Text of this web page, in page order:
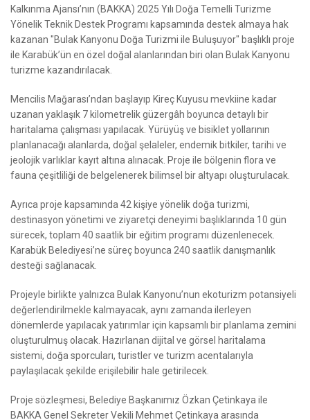
Kalkınma Ajansı’nın (BAKKA) 2025 Yılı Doğa Temelli Turizme
Yönelik Teknik Destek Programı kapsamında destek almaya hak
kazanan "Bulak Kanyonu Doğa Turizmi ile Buluşuyor" başlıklı proje
ile Karabük’ün en özel doğal alanlarından biri olan Bulak Kanyonu
turizme kazandırılacak.
Mencilis Mağarası’ndan başlayıp Kireç Kuyusu mevkiine kadar
uzanan yaklaşık 7 kilometrelik güzergâh boyunca detaylı bir
haritalama çalışması yapılacak. Yürüyüş ve bisiklet yollarının
planlanacağı alanlarda, doğal şelaleler, endemik bitkiler, tarihi ve
jeolojik varlıklar kayıt altına alınacak. Proje ile bölgenin flora ve
fauna çeşitliliği de belgelenerek bilimsel bir altyapı oluşturulacak.
Ayrıca proje kapsamında 42 kişiye yönelik doğa turizmi,
destinasyon yönetimi ve ziyaretçi deneyimi başlıklarında 10 gün
sürecek, toplam 40 saatlik bir eğitim programı düzenlenecek.
Karabük Belediyesi’ne süreç boyunca 240 saatlik danışmanlık
desteği sağlanacak.
Projeyle birlikte yalnızca Bulak Kanyonu’nun ekoturizm potansiyeli
değerlendirilmekle kalmayacak, aynı zamanda ilerleyen
dönemlerde yapılacak yatırımlar için kapsamlı bir planlama zemini
oluşturulmuş olacak. Hazırlanan dijital ve görsel haritalama
sistemi, doğa sporcuları, turistler ve turizm acentalarıyla
paylaşılacak şekilde erişilebilir hale getirilecek.
Proje sözleşmesi, Belediye Başkanımız Özkan Çetinkaya ile
BAKKA Genel Sekreter Vekili Mehmet Çetinkaya arasında